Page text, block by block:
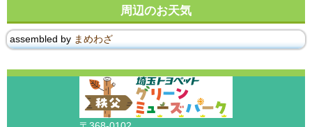
周辺のお天気
assembled by まめわざ